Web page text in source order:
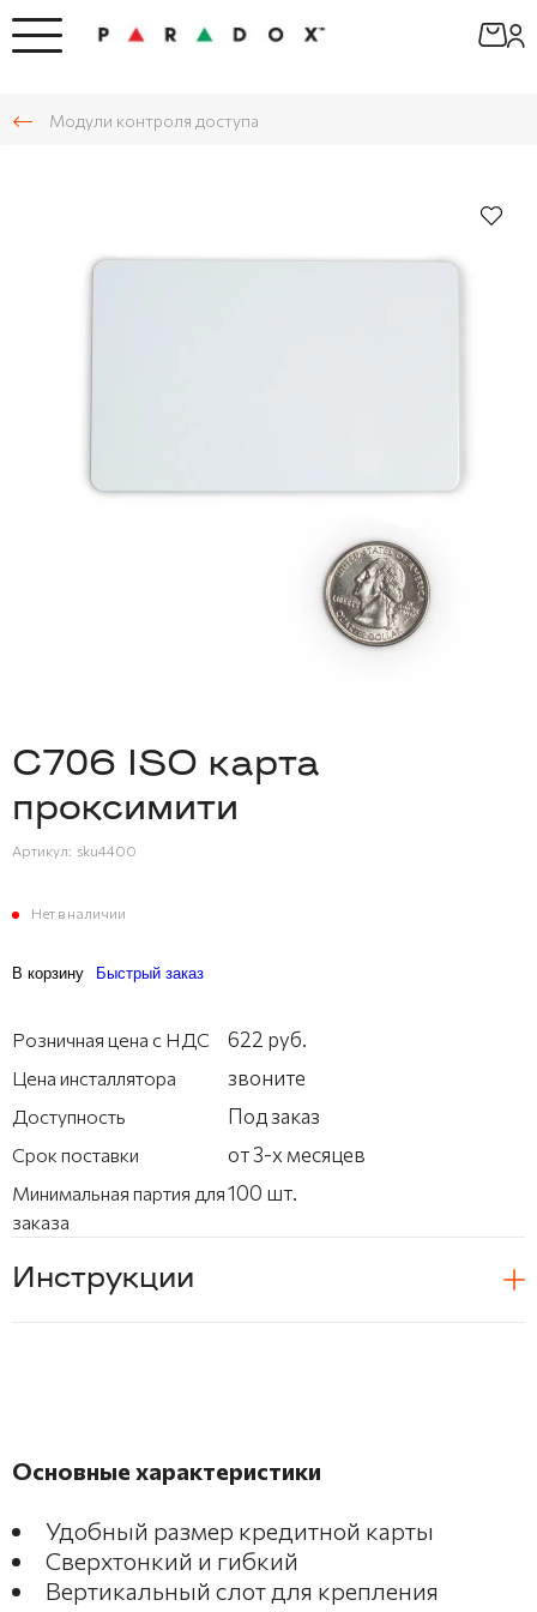
Модули контроля доступа
C706 ISO карта
проксимити
Артикул: sku4400
Нет в наличии
В корзину Быстрый заказ
Розничная цена с НДС 622 руб.
Цена инсталлятора звоните
Доступность Под заказ
Срок поставки от 3-х месяцев
Минимальная партия для
заказа
100 шт.
Инструкции
Основные характеристики
Удобный размер кредитной карты
Сверхтонкий и гибкий
Вертикальный слот для крепления